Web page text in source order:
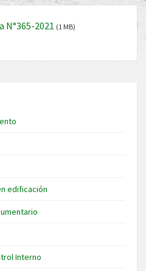
N°365-2021 (1 MB)
edificación
Interno